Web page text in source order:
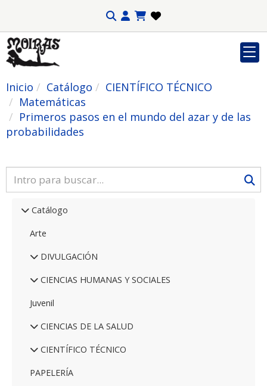
Inicio Catálogo
CIENTÍFICO TÉCNICO
Matemáticas
Primeros pasos en el mundo del azar y de las
probabilidades
Catálogo
Arte
DIVULGACIÓN
CIENCIAS HUMANAS Y SOCIALES
Juvenil
CIENCIAS DE LA SALUD
CIENTÍFICO TÉCNICO
PAPELERÍA